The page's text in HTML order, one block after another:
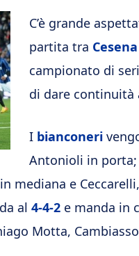
C’è grande
partita tra Cesena
campionato di
di dare
I bianconeri
Antonioli in porta;
mediana e
al 4-4-2 e manda in
Motta,